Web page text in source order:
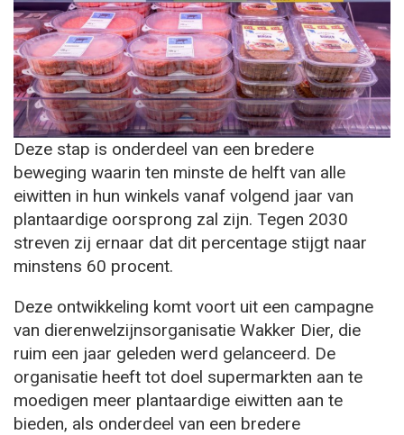
Deze stap is onderdeel van een bredere
beweging waarin ten minste de helft van alle
eiwitten in hun winkels vanaf volgend jaar van
plantaardige oorsprong zal zijn. Tegen 2030
streven zij ernaar dat dit percentage stijgt naar
minstens 60 procent.
Deze ontwikkeling komt voort uit een campagne
van dierenwelzijnsorganisatie Wakker Dier, die
ruim een jaar geleden werd gelanceerd. De
organisatie heeft tot doel supermarkten aan te
moedigen meer plantaardige eiwitten aan te
bieden, als onderdeel van een bredere